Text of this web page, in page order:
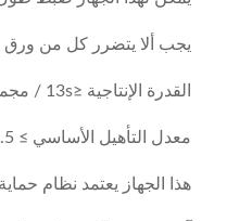
يجب ألا يتضرر كل من ورق
القدرة الإنتاجية ≤13s / مجموعة (استبعاد وقت التحميل / التفريغ)
معدل التأهيل الأساسي ≥ 99.5 ٪ ، بعد إعادة العمل ، فإن معدل ≥99.9 ٪
هذا الجهاز يعتمد نظام